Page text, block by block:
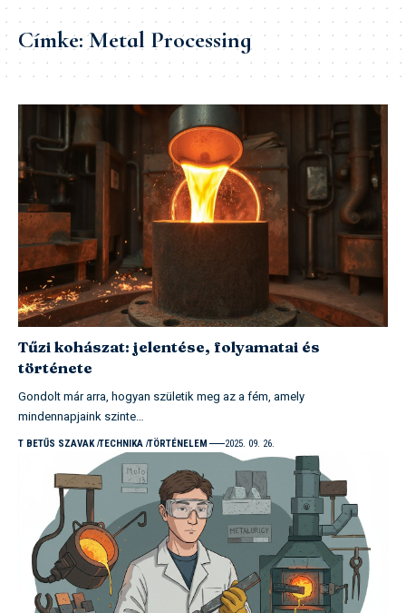
Címke:Metal Processing
Tűzi kohászat: jelentése, folyamatai és
története
Gondolt már arra, hogyan születik meg az a fém, amely
mindennapjaink szinte…
T BETŰS SZAVAK TECHNIKA TÖRTÉNELEM 2025. 09. 26.